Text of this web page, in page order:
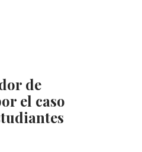
de
el caso